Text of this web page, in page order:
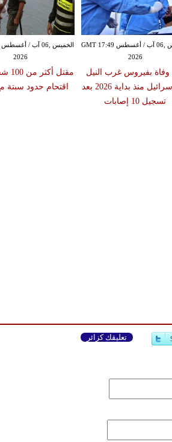
2026
اقتحام حدود سبتة
الخميس ,06 آب / أغسطس GMT 17:49
2026
وفاة بفيروس غرب النيل
في إسرائيل منذ بداية 2026 بعد
تسجيل 10 إصابات
تعليقك كزائر